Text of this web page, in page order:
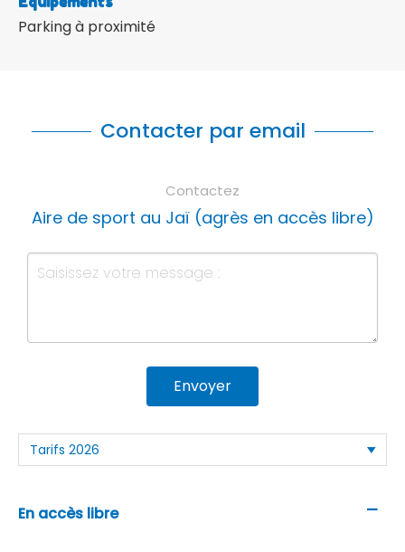
Parking à proximité
Contacter par email
Contactez
Aire de sport au Jaï (agrès en accès libre)
Envoyer
En accès libre —